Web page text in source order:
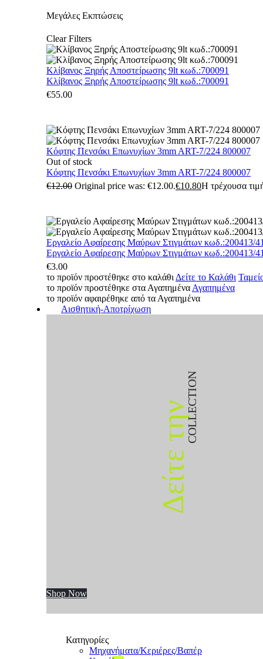
Μεγάλες Εκπτώσεις
Clear Filters
Κλίβανος Ξηρής Αποστείρωσης 9lt κωδ.:700091
Κλίβανος Ξηρής Αποστείρωσης 9lt κωδ.:700091
€55.00
Κόφτης Πενσάκι Επωνυχίων 3mm ART-7/224 800007
Out of stock
Κόφτης Πενσάκι Επωνυχίων 3mm ART-7/224 800007
€12.00 Original price was: €12.00.€10.80Η τρέχουσα
Εργαλείο Αφαίρεσης Μαύρων Στιγμάτων κωδ.:200413/
Εργαλείο Αφαίρεσης Μαύρων Στιγμάτων κωδ.:200413/
€3.00
το προϊόν προστέθηκε στο καλάθι Δείτε το Καλάθι
το προϊόν προστέθηκε στα Αγαπημένα Αγαπημένα
το προϊόν αφαιρέθηκε από τα Αγαπημένα
Αισθητική-Αποτρίχωση
Δείτε τηνCOLLECTION
Shop Now
Κατηγορίες
Μηχανήματα/Κεριέρες/Βαπέρ